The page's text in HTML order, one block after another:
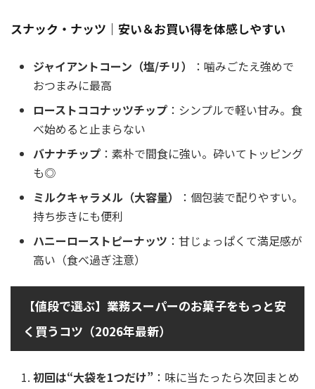
スナック・ナッツ｜安い＆お買い得を体感しやすい
ジャイアントコーン（塩/チリ）
：噛みごたえ強めで
おつまみに最高
ローストココナッツチップ ：シンプルで軽い甘み。食
べ始めると止まらない
バナナチップ ：素朴で間食に強い。砕いてトッピング
も◎
ミルクキャラメル（大容量）
：個包装で配りやすい。
持ち歩きにも便利
ハニーローストピーナッツ ：甘じょっぱくて満足感が
高い（食べ過ぎ注意）
【値段で選ぶ】業務スーパーのお菓子をもっと安
く買うコツ（2026年最新）
初回は“大袋を1つだけ” ：味に当たったら次回まとめ